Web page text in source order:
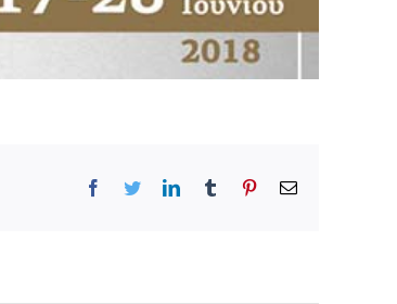
Facebook
TwitterLinkedInTumblr PinterestEmail